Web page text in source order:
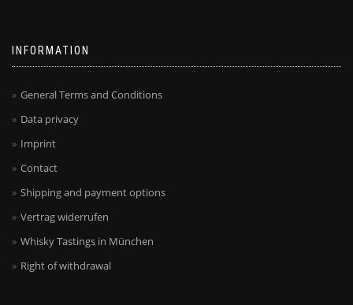
INFORMATION
General Terms and Conditions
Data privacy
Imprint
Contact
Shipping and payment options
Vertrag widerrufen
Whisky Tastings in München
Right of withdrawal